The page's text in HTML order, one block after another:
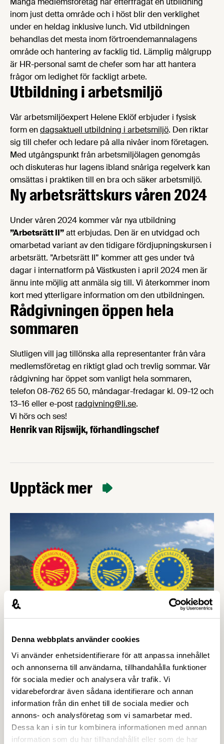
Denna webbplats använder cookies
Vi använder enhetsidentifierare för att anpassa innehållet
och annonserna till användarna, tillhandahålla funktioner
för sociala medier och analysera vår trafik. Vi
vidarebefordrar även sådana identifierare och annan
information från din enhet till de sociala medier och
annons- och analysföretag som vi samarbetar med.
Dessa kan i sin tur kombinera informationen med annan
information som du har tillhandahållit eller som de har
inom just detta område och i höst blir den verklighet
under en heldag inklusive lunch. Vid utbildningen
behandlas det mesta inom förtroendemannalagens
område och hantering av facklig tid. Lämplig målgrupp
är HR-personal samt de chefer som har att hantera
frågor om ledighet för fackligt arbete.
Utbildning i arbetsmiljö
Vår arbetsmiljöexpert Helene Eklöf erbjuder i fysisk
form endagsaktuell utbildning i arbetsmiljö. Den riktar
sig till chefer och ledare på alla nivåer inom företagen.
Med utgångspunkt från arbetsmiljölagen genomgås
och diskuteras hur lagens ibland snåriga regelverk kan
omsättas i praktiken till en bra och säker arbetsmiljö.
Ny arbetsrättskurs våren 2024
Under våren 2024 kommer vår nya utbildning
”Arbetsrätt II”att erbjudas. Den är en utvidgad och
omarbetad variant av den tidigare fördjupningskursen i
arbetsrätt. ”Arbetsrätt II” kommer att ges under två
dagar i internatform på Västkusten i april 2024 men är
ännu inte möjlig att anmäla sig till. Vi återkommer inom
kort med ytterligare information om den utbildningen.
Rådgivningen öppen hela
sommaren
Slutligen vill jag tillönska alla representanter från våra
medlemsföretag en riktigt glad och trevlig sommar. Vår
rådgivning har öppet som vanligt hela sommaren,
telefon 08-762 65 50, måndagar-fredagar kl. 09-12 och
13–16 eller e-post radgivning@li.se.
Vi hörs och ses!
Henrik van Rijswijk, förhandlingschef
Upptäck mer
Välkommen på Livsmedelsföretagens
Arbetsgivarträffar i april!
10 JANUARI 2017
I vår tecknar vi på Livsmedelsföretagen nya
kollektivavtal med Livsmedelsarbetareförbundet,
Unionen och Sveriges Ingenjörer som gäller från
och med den 1 april i år. På våra arbetsgivarträffar
nu i april går vi igenom förändringar i